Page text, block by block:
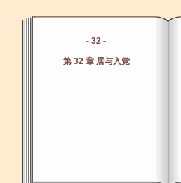
- 32 -
第 32 章 居与入党